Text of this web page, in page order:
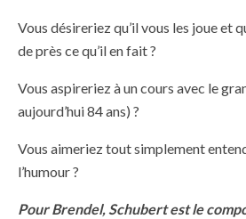
Vous désireriez qu’il vous les joue et
de près ce qu’il en fait ?
Vous aspireriez à un cours avec le
aujourd’hui 84 ans) ?
Vous aimeriez tout simplement
l’humour ?
Pour Brendel, Schubert est le